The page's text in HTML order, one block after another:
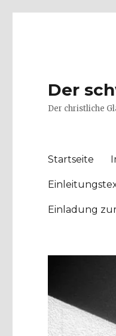
Der
Der christliche
Startseite
Einladung